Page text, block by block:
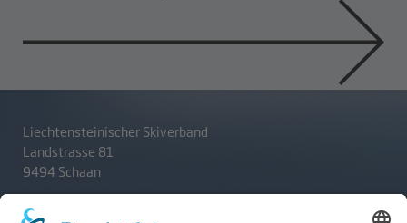
Liechtensteinischer Skiverband
Landstrasse 81
9494 Schaan
T+423 233 36 30